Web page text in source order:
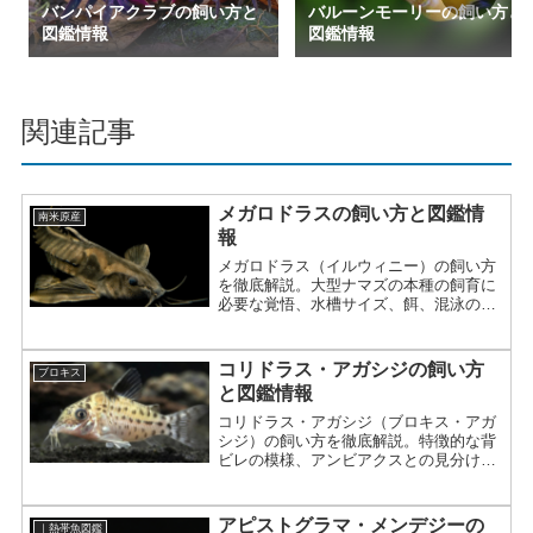
バンパイアクラブの飼い方と
図鑑情報
バルーンモーリーの飼い方と
図鑑情報
関連記事
南米原産
メガロドラスの飼い方と図鑑情
報
メガロドラス（イルウィニー）の飼い方
を徹底解説。大型ナマズの本種の飼育に
必要な覚悟、水槽サイズ、餌、混泳の注
ブロキス
コリドラス・アガシジの飼い方
と図鑑情報
コリドラス・アガシジ（ブロキス・アガ
シジ）の飼い方を徹底解説。特徴的な背
ビレの模様、アンビアクスとの見分け
｜熱帯魚図鑑 アピストグラマ・メンデジーの